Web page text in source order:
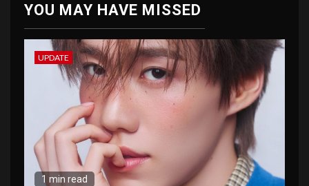
YOU MAY HAVE MISSED
UPDATE
1 min read